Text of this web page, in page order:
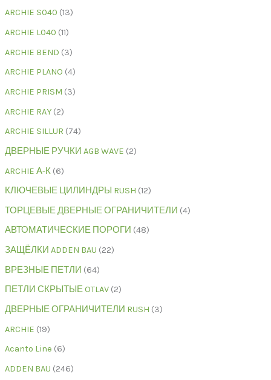
ARCHIE S040 13
ARCHIE L040 11
ARCHIE BEND 3
ARCHIE PLANO 4
ARCHIE PRISM 3
ARCHIE RAY 2
ARCHIE SILLUR 74
ДВЕРНЫЕ РУЧКИ AGB WAVE 2
ARCHIE А-К 6
КЛЮЧЕВЫЕ ЦИЛИНДРЫ RUSH 12
ТОРЦЕВЫЕ ДВЕРНЫЕ ОГРАНИЧИТЕЛИ 4
АВТОМАТИЧЕСКИЕ ПОРОГИ 48
ЗАЩЁЛКИ ADDEN BAU 22
ВРЕЗНЫЕ ПЕТЛИ 64
ПЕТЛИ СКРЫТЫЕ OTLAV 2
ДВЕРНЫЕ ОГРАНИЧИТЕЛИ RUSH 3
ARCHIE 19
Acanto Line 6
ADDEN BAU 246